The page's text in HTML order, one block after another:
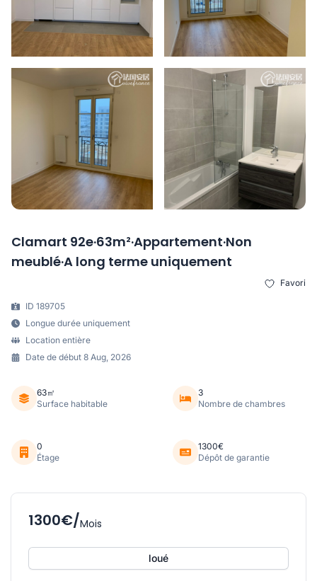
Clamart 92e·63m²·Appartement·Non
meublé·A long terme uniquement
Favori
ID 189705
Longue durée uniquement
Location entière
Date de début 8 Aug, 2026
63㎡
Surface habitable
3
Nombre de chambres
0
Étage
1300€
Dépôt de garantie
1300€/Mois
loué